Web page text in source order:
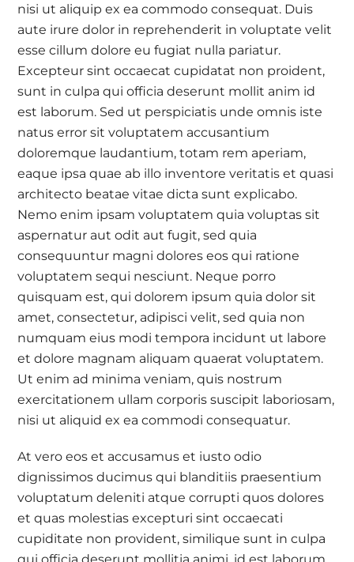
nisi ut aliquip ex ea commodo consequat. Duis
aute irure dolor in reprehenderit in voluptate velit
esse cillum dolore eu fugiat nulla pariatur.
Excepteur sint occaecat cupidatat non proident,
sunt in culpa qui officia deserunt mollit anim id
est laborum. Sed ut perspiciatis unde omnis iste
natus error sit voluptatem accusantium
doloremque laudantium, totam rem aperiam,
eaque ipsa quae ab illo inventore veritatis et quasi
architecto beatae vitae dicta sunt explicabo.
Nemo enim ipsam voluptatem quia voluptas sit
aspernatur aut odit aut fugit, sed quia
consequuntur magni dolores eos qui ratione
voluptatem sequi nesciunt. Neque porro
quisquam est, qui dolorem ipsum quia dolor sit
amet, consectetur, adipisci velit, sed quia non
numquam eius modi tempora incidunt ut labore
et dolore magnam aliquam quaerat voluptatem.
Ut enim ad minima veniam, quis nostrum
exercitationem ullam corporis suscipit laboriosam,
nisi ut aliquid ex ea commodi consequatur.
At vero eos et accusamus et iusto odio
dignissimos ducimus qui blanditiis praesentium
voluptatum deleniti atque corrupti quos dolores
et quas molestias excepturi sint occaecati
cupiditate non provident, similique sunt in culpa